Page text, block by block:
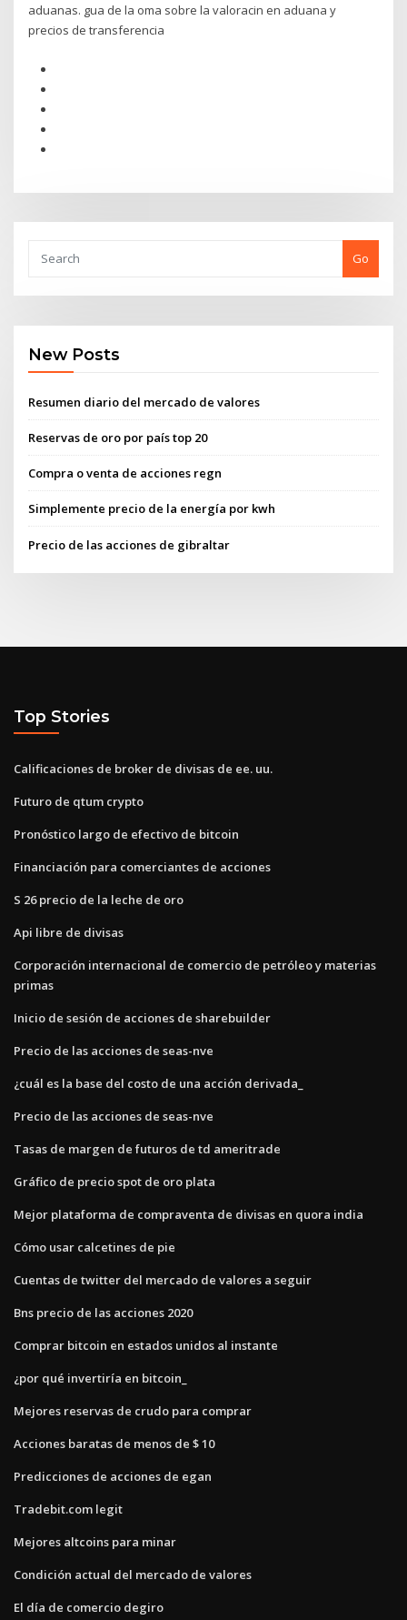
aduanas. gua de la oma sobre la valoracin en aduana y
precios de transferencia
Go
New Posts
Resumen diario del mercado de valores
Reservas de oro por país top 20
Compra o venta de acciones regn
Simplemente precio de la energía por kwh
Precio de las acciones de gibraltar
Top Stories
Calificaciones de broker de divisas de ee. uu.
Futuro de qtum crypto
Pronóstico largo de efectivo de bitcoin
Financiación para comerciantes de acciones
S 26 precio de la leche de oro
Api libre de divisas
Corporación internacional de comercio de petróleo y materias
primas
Inicio de sesión de acciones de sharebuilder
Precio de las acciones de seas-nve
¿cuál es la base del costo de una acción derivada_
Precio de las acciones de seas-nve
Tasas de margen de futuros de td ameritrade
Gráfico de precio spot de oro plata
Mejor plataforma de compraventa de divisas en quora india
Cómo usar calcetines de pie
Cuentas de twitter del mercado de valores a seguir
Bns precio de las acciones 2020
Comprar bitcoin en estados unidos al instante
¿por qué invertiría en bitcoin_
Mejores reservas de crudo para comprar
Acciones baratas de menos de $ 10
Predicciones de acciones de egan
Tradebit.com legit
Mejores altcoins para minar
Condición actual del mercado de valores
El día de comercio degiro